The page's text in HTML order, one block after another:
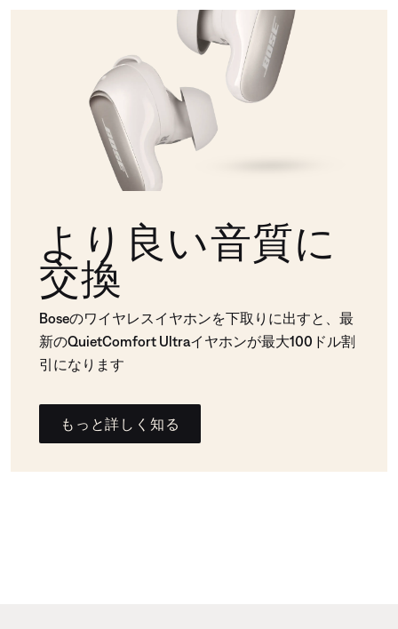
より良い音質に
交換
Boseのワイヤレスイヤホンを下取りに出すと、最
新のQuietComfort Ultraイヤホンが最大100ドル割
引になります
もっと詳しく知る